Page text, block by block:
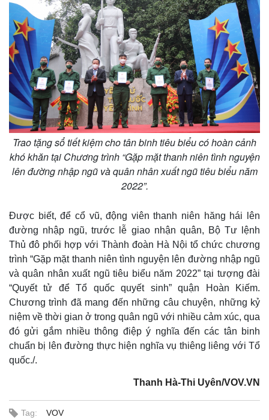
Pháp luật
Vụ án
Tin nóng
Tư vấn luật
Quân sự - Quốc phòng
Vũ khí
Việt Nam
Phân tích
Trao tặng sổ tiết kiệm cho tân binh tiêu biểu có hoàn cảnh
khó khăn tại Chương trình “Gặp mặt thanh niên tình nguyện
lên đường nhập ngũ và quân nhân xuất ngũ tiêu biểu năm
2022”.
Được biết, để cổ vũ, động viên thanh niên hăng hái lên
đường nhập ngũ, trước lễ giao nhận quân, Bộ Tư lệnh
Thủ đô phối hợp với Thành đoàn Hà Nội tổ chức chương
trình “Gặp mặt thanh niên tình nguyện lên đường nhập ngũ
và quân nhân xuất ngũ tiêu biểu năm 2022” tại tượng đài
“Quyết tử để Tổ quốc quyết sinh” quận Hoàn Kiếm.
Chương trình đã mang đến những câu chuyện, những kỷ
niệm về thời gian ở trong quân ngũ với nhiều cảm xúc, qua
đó gửi gắm nhiều thông điệp ý nghĩa đến các tân binh
chuẩn bị lên đường thực hiện nghĩa vụ thiêng liêng với Tổ
quốc./.
Thanh Hà-Thi Uyên/VOV.VN
Tag: VOV